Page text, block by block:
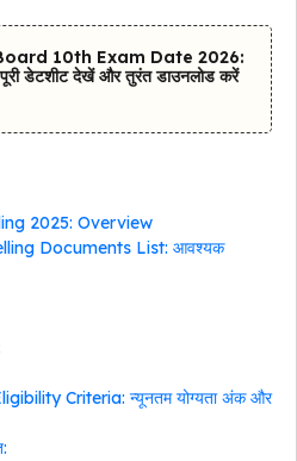
10th Exam Date 2026:
डेटशीट देखें और तुरंत डाउनलोड करें
2025: Overview
Documents List: आवश्यक
Criteria: न्यूनतम योग्यता अंक और